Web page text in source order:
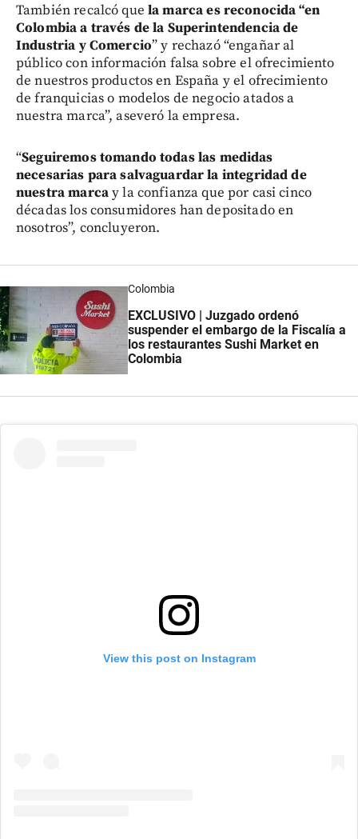
También recalcó que la marca es reconocida “en
Colombia a través de la Superintendencia de
Industria y Comercio” y rechazó “engañar al
público con información falsa sobre el ofrecimiento
de nuestros productos en España y el ofrecimiento
de franquicias o modelos de negocio atados a
nuestra marca”, aseveró la empresa.
“Seguiremos tomando todas las medidas
necesarias para salvaguardar la integridad de
nuestra marcay la confianza que por casi cinco
décadas los consumidores han depositado en
nosotros”, concluyeron.
Colombia
EXCLUSIVO | Juzgado ordenó
suspender el embargo de la Fiscalía a
los restaurantes Sushi Market en
Colombia
View this post on Instagram